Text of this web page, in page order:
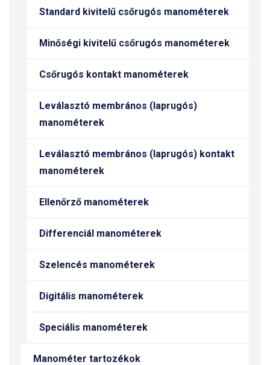
Standard kivitelű csőrugós manométerek
Minőségi kivitelű csőrugós manométerek
Csőrugós kontakt manométerek
Leválasztó membrános (laprugós)
manométerek
Leválasztó membrános (laprugós) kontakt
manométerek
Ellenőrző manométerek
Differenciál manométerek
Szelencés manométerek
Digitális manométerek
Speciális manométerek
Manométer tartozékok